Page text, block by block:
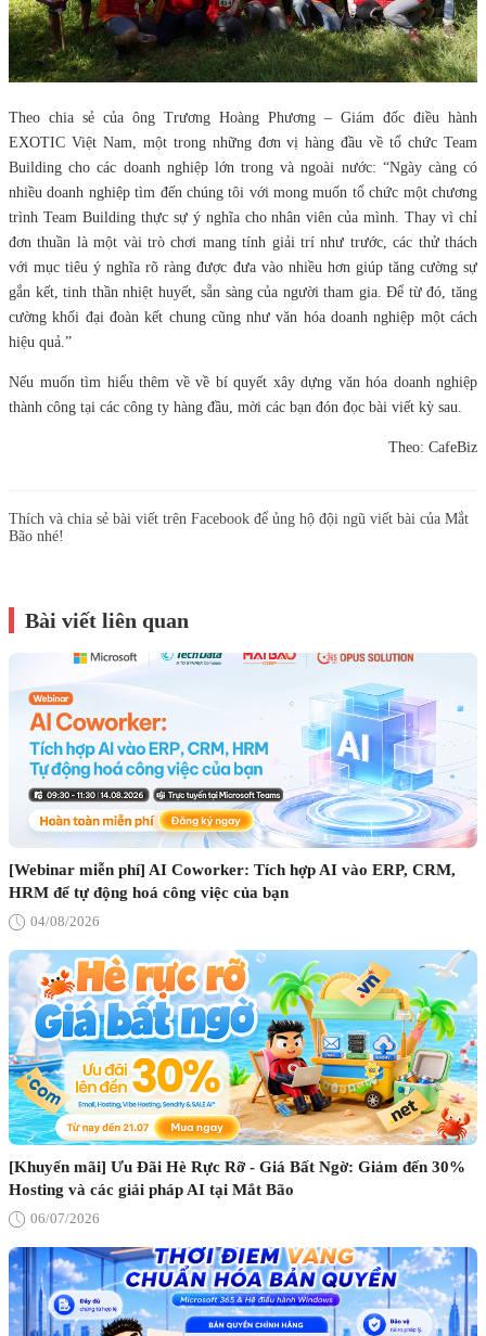
Theo chia sẻ của ông Trương Hoàng Phương – Giám đốc điều hành
EXOTIC Việt Nam, một trong những đơn vị hàng đầu về tổ chức Team
Building cho các doanh nghiệp lớn trong và ngoài nước: “Ngày càng có
nhiều doanh nghiệp tìm đến chúng tôi với mong muốn tổ chức một chương
trình Team Building thực sự ý nghĩa cho nhân viên của mình. Thay vì chỉ
đơn thuần là một vài trò chơi mang tính giải trí như trước, các thử thách
với mục tiêu ý nghĩa rõ ràng được đưa vào nhiều hơn giúp tăng cường sự
gắn kết, tinh thần nhiệt huyết, sẵn sàng của người tham gia. Để từ đó, tăng
cường khối đại đoàn kết chung cũng như văn hóa doanh nghiệp một cách
hiệu quả.”
Nếu muốn tìm hiểu thêm về về bí quyết xây dựng văn hóa doanh nghiệp
thành công tại các công ty hàng đầu, mời các bạn đón đọc bài viết kỳ sau.
Theo: CafeBiz
Thích và chia sẻ bài viết trên Facebook để ủng hộ đội ngũ viết bài của Mắt
Bão nhé!
Bài viết liên quan
[Webinar miễn phí] AI Coworker: Tích hợp AI vào ERP, CRM,
HRM để tự động hoá công việc của bạn
04/08/2026
[Khuyến mãi] Ưu Đãi Hè Rực Rỡ - Giá Bất Ngờ: Giảm đến 30%
Hosting và các giải pháp AI tại Mắt Bão
06/07/2026